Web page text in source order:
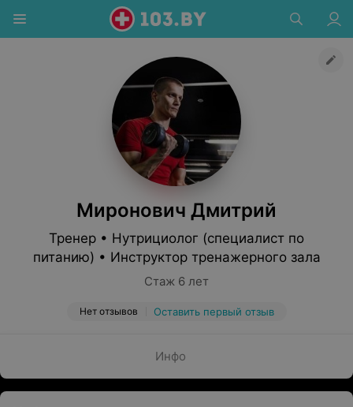
Миронович Дмитрий
Тренер • Нутрициолог (специалист по
питанию) • Инструктор тренажерного зала
Стаж 6 лет
Нет отзывов Оставить первый отзыв
Инфо